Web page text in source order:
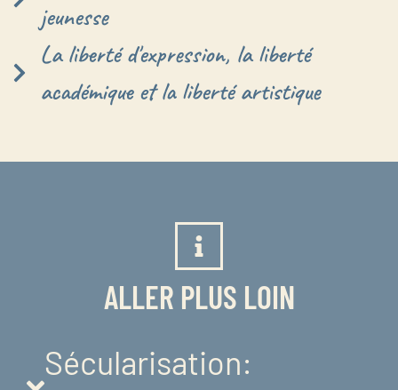
jeunesse
La liberté d'expression, la liberté
académique et la liberté artistique
ALLER PLUS LOIN
Sécularisation: